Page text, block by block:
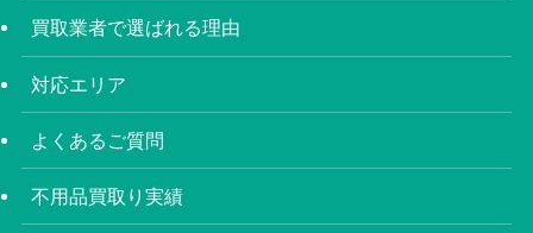
買取業者で選ばれる理由
対応エリア
よくあるご質問
不用品買取り実績